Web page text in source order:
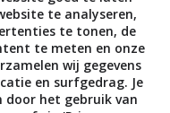
te analyseren,
te tonen, de
te meten en onze
wij gegevens
en surfgedrag. Je
door het gebruik van